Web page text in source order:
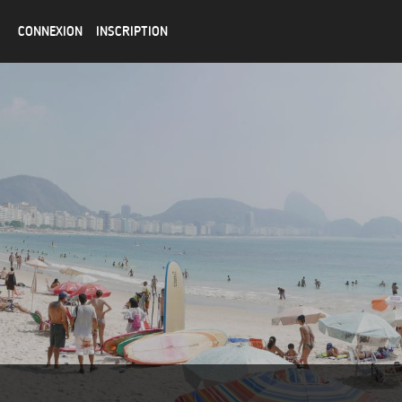
CONNEXION INSCRIPTION